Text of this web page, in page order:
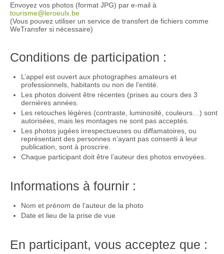
Envoyez vos photos (format JPG) par e-mail à
tourisme@leroeulx.be
(Vous pouvez utiliser un service de transfert de fichiers comme
WeTransfer si nécessaire)
Conditions de participation :
L’appel est ouvert aux photographes amateurs et
professionnels, habitants ou non de l’entité.
Les photos doivent être récentes (prises au cours des 3
dernières années.
Les retouches légères (contraste, luminosité, couleurs…) sont
autorisées, mais les montages ne sont pas acceptés.
Les photos jugées irrespectueuses ou diffamatoires, ou
représentant des personnes n’ayant pas consenti à leur
publication, sont à proscrire.
Chaque participant doit être l’auteur des photos envoyées.
Informations à fournir :
Nom et prénom de l’auteur de la photo
Date et lieu de la prise de vue
En participant, vous acceptez que :